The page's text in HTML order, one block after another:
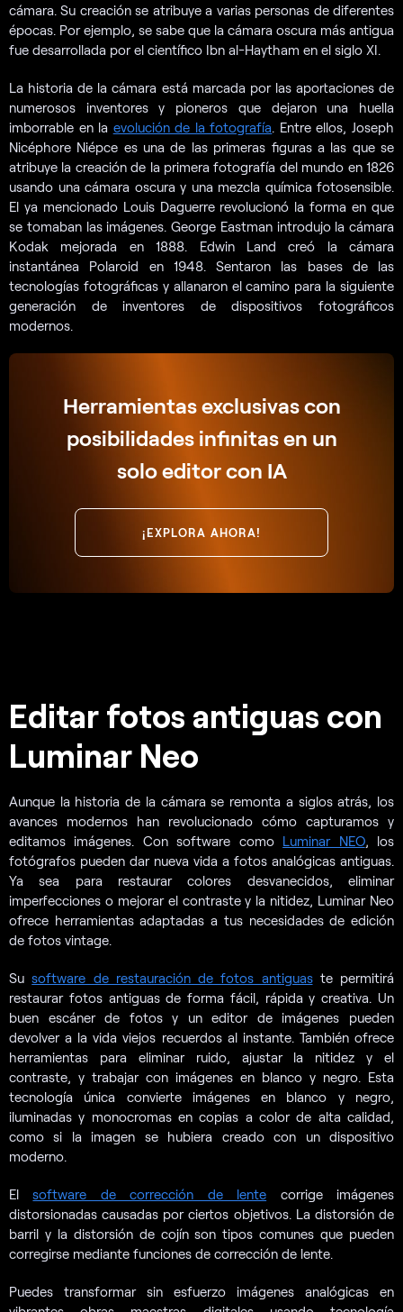
cámara. Su creación se atribuye a varias personas de diferentes
épocas. Por ejemplo, se sabe que la cámara oscura más antigua
fue desarrollada por el científico Ibn al-Haytham en el siglo XI.
La historia de la cámara está marcada por las aportaciones de
numerosos inventores y pioneros que dejaron una huella
imborrable en la evolución de la fotografía. Entre ellos, Joseph
Nicéphore Niépce es una de las primeras figuras a las que se
atribuye la creación de la primera fotografía del mundo en 1826
usando una cámara oscura y una mezcla química fotosensible.
El ya mencionado Louis Daguerre revolucionó la forma en que
se tomaban las imágenes. George Eastman introdujo la cámara
Kodak mejorada en 1888. Edwin Land creó la cámara
instantánea Polaroid en 1948. Sentaron las bases de las
tecnologías fotográficas y allanaron el camino para la siguiente
generación de inventores de dispositivos fotográficos
modernos.
Herramientas exclusivas con
posibilidades infinitas en un
solo editor con IA
¡EXPLORA AHORA!
Editar fotos antiguas con
Luminar Neo
Aunque la historia de la cámara se remonta a siglos atrás, los
avances modernos han revolucionado cómo capturamos y
editamos imágenes. Con software como Luminar NEO, los
fotógrafos pueden dar nueva vida a fotos analógicas antiguas.
Ya sea para restaurar colores desvanecidos, eliminar
imperfecciones o mejorar el contraste y la nitidez, Luminar Neo
ofrece herramientas adaptadas a tus necesidades de edición
de fotos vintage.
Susoftware de restauración de fotos antiguaste permitirá
restaurar fotos antiguas de forma fácil, rápida y creativa. Un
buen escáner de fotos y un editor de imágenes pueden
devolver a la vida viejos recuerdos al instante. También ofrece
herramientas para eliminar ruido, ajustar la nitidez y el
contraste, y trabajar con imágenes en blanco y negro. Esta
tecnología única convierte imágenes en blanco y negro,
iluminadas y monocromas en copias a color de alta calidad,
como si la imagen se hubiera creado con un dispositivo
moderno.
Elsoftware de corrección de lente corrige imágenes
distorsionadas causadas por ciertos objetivos. La distorsión de
barril y la distorsión de cojín son tipos comunes que pueden
corregirse mediante funciones de corrección de lente.
Puedes transformar sin esfuerzo imágenes analógicas en